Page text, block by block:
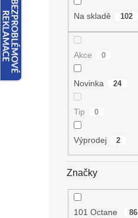
Na skladě 102
Akce 0
Novinka 24
Tip 0
Výprodej 2
Značky
101 Octane 86